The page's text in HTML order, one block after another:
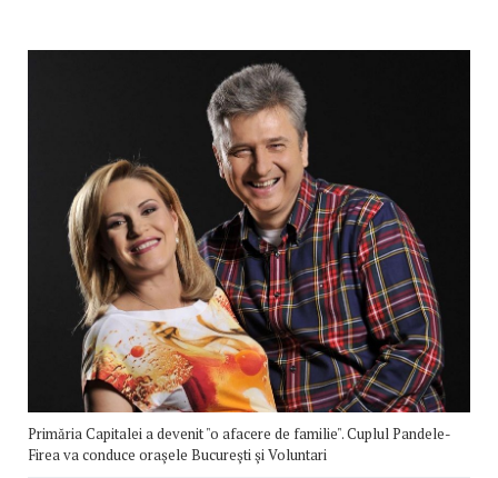
Primăria Capitalei a devenit "o afacere de familie". Cuplul Pandele-
Firea va conduce oraşele Bucureşti şi Voluntari